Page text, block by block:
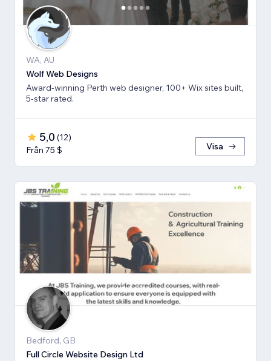
WA, AU
Wolf Web Designs
Award-winning Perth web designer, 100+ Wix sites built,
5-star rated.
5,0 (12)
Från 75 $
Visa
Bedford, GB
Full Circle Website Design Ltd